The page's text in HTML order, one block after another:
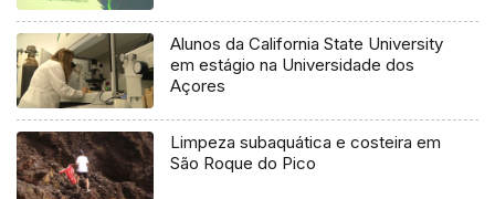
Alunos da California State University
em estágio na Universidade dos
Açores
Limpeza subaquática e costeira em
São Roque do Pico